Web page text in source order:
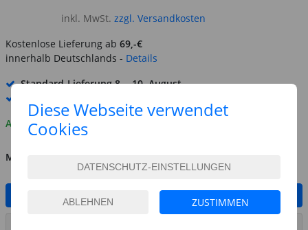
inkl. MwSt. zzgl. Versandkosten
Kostenlose Lieferung ab 69,-€
innerhalb Deutschlands - Details
Standard-Lieferung8. - 10. August
Auf Lager
MENGE
IN DEN WARENKORB
Diese Webseite verwendet
Cookies
ZUSTIMMEN